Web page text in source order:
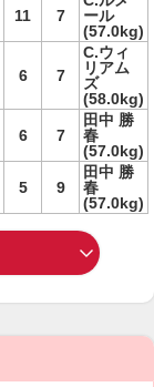
11 7
ール
(57.0kg)
6 7
C.ウィ
リアム
ズ
(58.0kg)
6 7
田中 勝
春
(57.0kg)
5 9
田中 勝
春
(57.0kg)